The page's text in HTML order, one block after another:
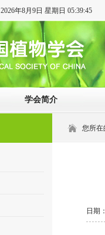
2026年8月9日 星期日 05:39:45
学会简介
您所在
日期